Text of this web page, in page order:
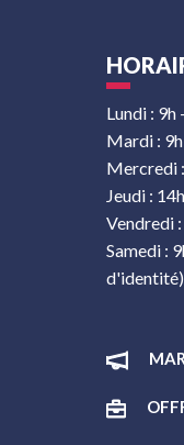
Lundi : 9h
Mardi :
Mercredi
Jeudi :
Vendredi
Samedi :
d'identité)